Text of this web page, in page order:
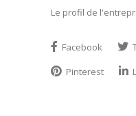
Le profil de
Facebook
Pinterest